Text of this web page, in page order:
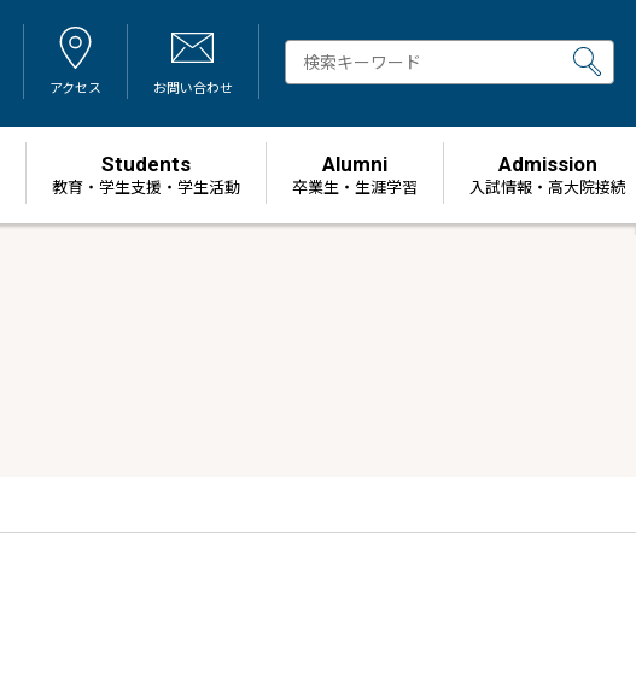
アクセス お問い合わせ
Students
教育・学生支援・学生活動
Alumni
卒業生・生涯学習
Admission
⼊試情報・高大院接続